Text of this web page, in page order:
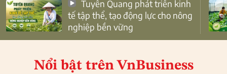
tế tập thể, tạo động lực cho nông
nghiệp bền vững
Nổi bật trên VnBusiness